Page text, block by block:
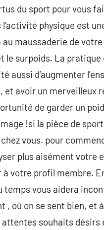
du sport pour vous
l’activité physique est
au maussaderie de
le surpoids. La
aussi d’augmenter
et avoir un merveilleux
de garder un
!si la pièce de
vous. pour
plus aisément
à votre profil membre.
temps vous aidera
, où on se sent bien, et
souhaits désirs